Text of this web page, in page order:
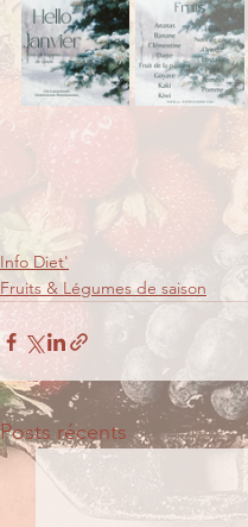
Info Diet'
Fruits & Légumes de saison
Posts récents